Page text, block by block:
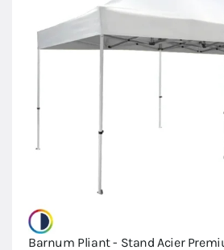
Barnum Pliant - Stand Acier